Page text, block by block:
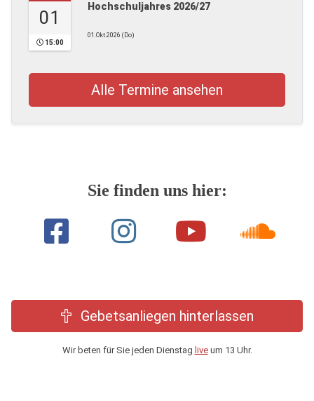
01
15:00
Hochschuljahres 2026/27
01.Okt.2026 (Do)
Alle Termine ansehen
Sie finden uns hier:
Gebetsanliegen hinterlassen
Wir beten für Sie jeden Dienstag liveum 13 Uhr.